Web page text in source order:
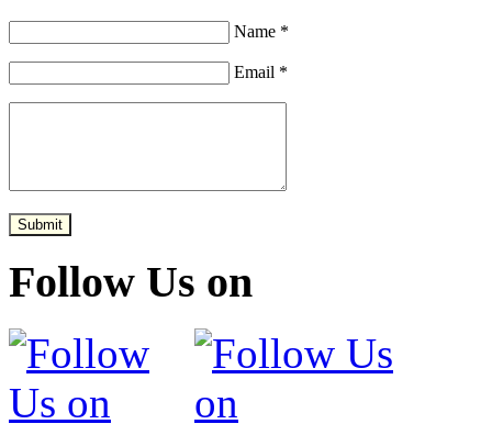
Name *
Email *
Submit
Follow Us on